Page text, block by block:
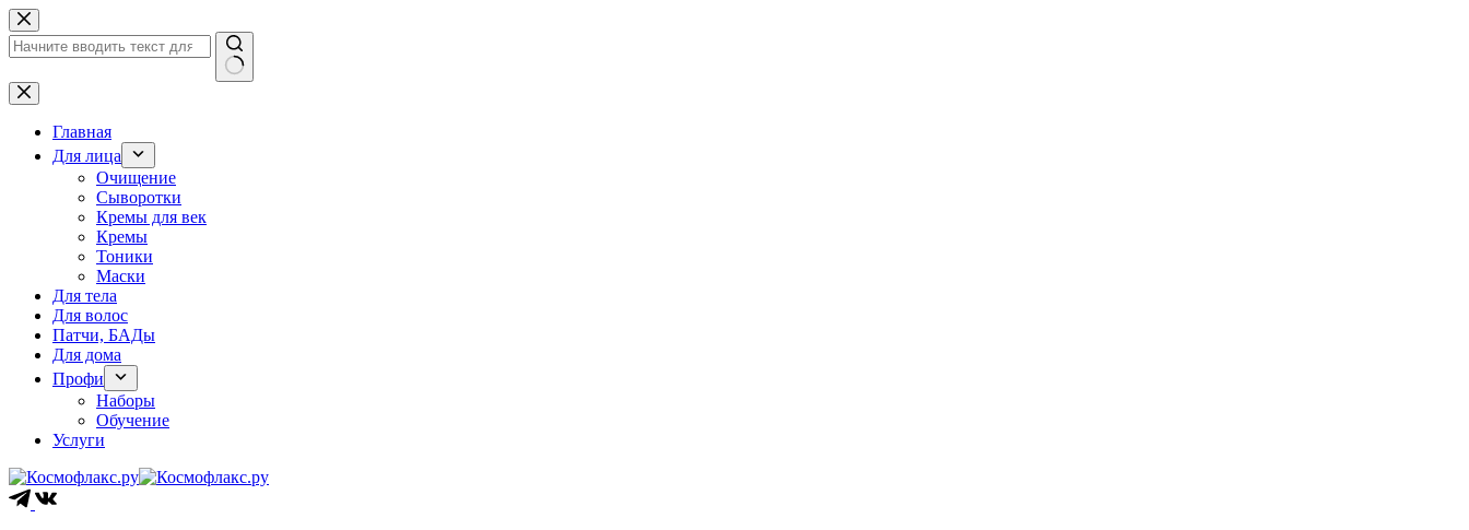
Перейти
к
сути
Ничего
не
найденоГлавная
Для лица
Очищение
Сыворотки
Кремы для век
Кремы
Тоники
Маски
Для тела
Для волос
Патчи, БАДы
Для дома
Профи
Наборы
Обучение
Услуги